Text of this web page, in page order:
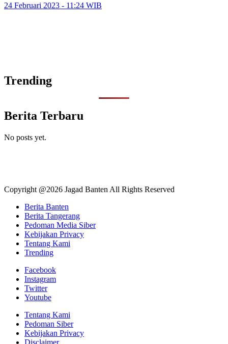
24 Februari 2023 - 11:24 WIB
Trending
Berita Terbaru
No posts yet.
Copyright @2026 Jagad Banten All Rights Reserved
Berita Banten
Berita Tangerang
Pedoman Media Siber
Kebijakan Privacy
Tentang Kami
Trending
Facebook
Instagram
Twitter
Youtube
Tentang Kami
Pedoman Siber
Kebijakan Privacy